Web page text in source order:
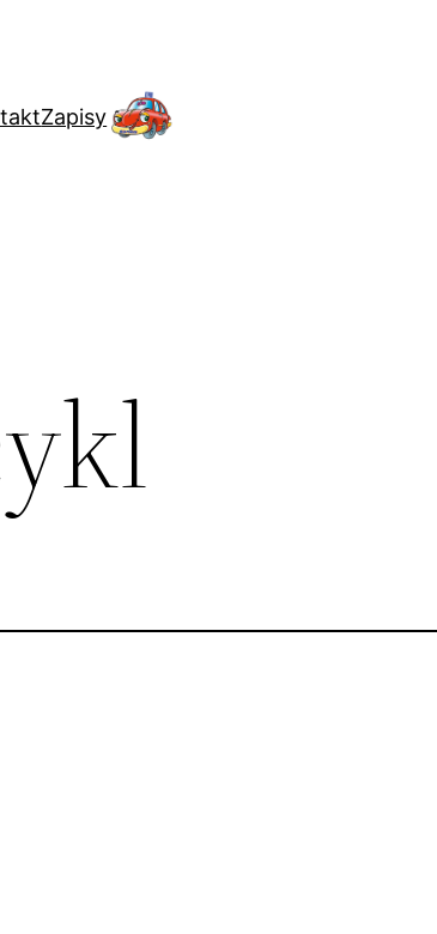
Zapisy